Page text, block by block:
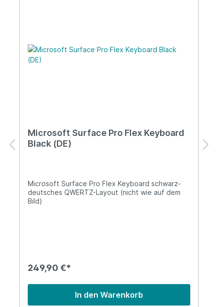
Microsoft Surface Pro Flex Keyboard
Black (DE)
Microsoft Surface Pro Flex Keyboard schwarz-
deutsches QWERTZ-Layout (nicht wie auf dem
Bild)
249,90 €*
In den Warenkorb